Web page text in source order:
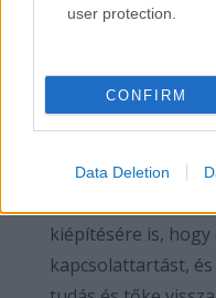
user protection.
CONFIRM
Data Deletion
visszatérő
finanszírozással,
Továbbá a
kiépítésére is,
kapcsolattartást,